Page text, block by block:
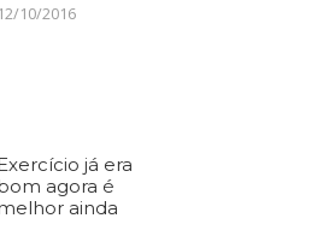
12/10/2016
já era
agora é
ainda